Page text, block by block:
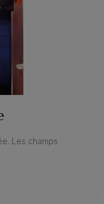
Les champs